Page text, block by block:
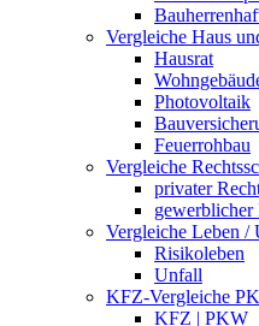
Vergleiche Haus
Hausrat
Photovoltaik
Feuerrohbau
Vergleiche
privater
gewerblicher
Vergleiche Leben /
Risikoleben
Unfall
KFZ-Vergleiche
KFZ | PKW